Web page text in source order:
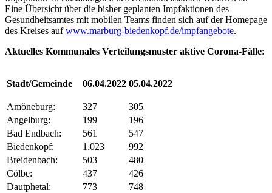
Eine Übersicht über die bisher geplanten Impfaktionen des
Gesundheitsamtes mit mobilen Teams finden sich auf der Homepage
des Kreises aufwww.marburg-biedenkopf.de/impfangebote.
Aktuelles Kommunales Verteilungsmuster aktive Corona-Fälle:
Stadt/Gemeinde 06.04.2022 05.04.2022
Amöneburg: 327
305
Angelburg:
199
196
Bad Endbach:
561
547
Biedenkopf:
1.023
992
Breidenbach:
503
480
Cölbe:
437
426
Dautphetal:
773
748